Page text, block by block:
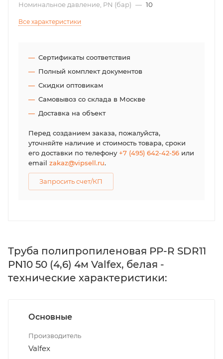
Номинальное давление, PN (бар) — 10
Все характеристики
Сертификаты соответствия
Полный комплект документов
Скидки оптовикам
Самовывоз со склада в Москве
Доставка на объект
Перед созданием заказа, пожалуйста,
уточняйте наличие и стоимость товара, сроки
его доставки по телефону+7 (495) 642-42-56 или
email zakaz@vipsell.ru.
Запросить счет/КП
Труба полипропиленовая PP-R SDR11
PN10 50 (4,6) 4м Valfex, белая -
технические характеристики:
Основные
Производитель
Valfex